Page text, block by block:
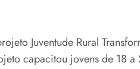
Juventude Rural
capacitou jovens de 18